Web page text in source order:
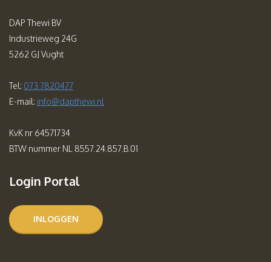
DAP Thewi BV
Industrieweg 24G
5262 GJ Vught
Tel: 073 7820477
E-mail: info@dapthewi.nl
KvK nr 64571734
BTW nummer NL 8557.24.857.B.01
Login Portal
INLOGGEN